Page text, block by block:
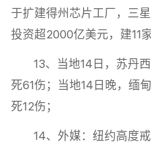
于扩建得州芯片工厂，三
投资超2000亿美元，建11
13、当地14日，苏丹
死61伤；当地14日晚，缅
死12伤；
14、外媒：纽约高度